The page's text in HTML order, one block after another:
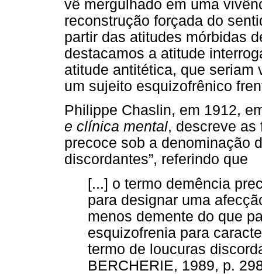
vê mergulhado em uma
reconstrução forçada do
partir das atitudes mórbidas
destacamos a atitude
atitude antitética, que seriam
um sujeito esquizofrênico
Philippe Chaslin, em 1912,
e clínica mental, descreve as
precoce sob a denominação
discordantes”, referindo que
[...] o termo demência
para designar uma
menos demente do que
esquizofrenia para
termo de loucuras
BERCHERIE, 1989, p.